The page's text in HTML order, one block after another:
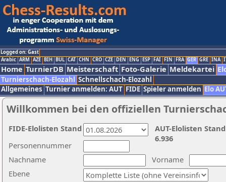
Logged on: Gast
Arabic ARM AZE BIH BUL CAT CHN CRO CZE DEN ENG ESP FAI FIN FRA GER GRE INA
Home TurnierDB Meisterschaft Foto-Galerie Meldekartei
Turnierschach-Elozahl Schnellschach-Elozahl
Allgemeines Turnier anmelden: AUT FIDE Spieler anmelden Elo
Willkommen bei den offiziellen
Nachname
Vorname
Ebene
Personennummer
AUT-Elolisten
6.936
FIDE-Elolisten Stand